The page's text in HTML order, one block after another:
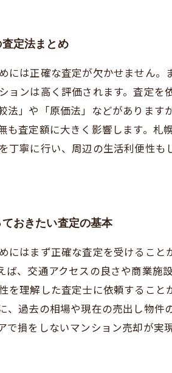
定法まとめ
は正確な査定が欠かせません
ンは高く評価されます。査定
」や「原価法」などがありま
査定額に大きく影響します。
寧に行い、周辺の生活利便性
おきたい査定の基本
はまず正確な査定を受けるこ
、交通アクセスの良さや商業
理解した査定士に依頼するこ
過去の相場や現在の売出し物
損をしないマンション売却が実現